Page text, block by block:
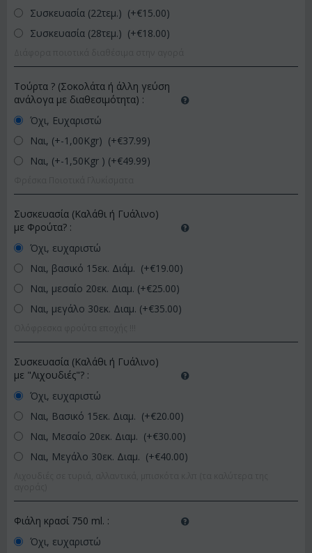
Συσκευασία (22τεμ.) (+€15.00)
Συσκευασία (28τεμ.) (+€18.00)
Τούρτα ? (Σοκολάτα ή άλλη γεύση
ανάλογα με διαθεσιμότητα) :
Όχι, Ευχαριστώ
Ναι, (+-1,00Kgr) (+€37.99)
Ναι, (+-1,50Kgr ) (+€49.99)
Συσκευασία (Καλάθι ή Γυάλινο)
με Φρούτα? :
Όχι, ευχαριστώ
Ναι, βασικό 15εκ. Διάμ. (+€19.00)
Ναι, μεσαίο 20εκ. Διαμ. (+€25.00)
Ναι, μεγάλο 30εκ. Διαμ. (+€35.00)
Συσκευασία (Καλάθι ή Γυάλινο)
με "Λιχουδιές"? :
Όχι, ευχαριστώ
Ναι, Βασικό 15εκ. Διαμ. (+€20.00)
Ναι, Μεσαίο 20εκ. Διαμ. (+€30.00)
Ναι, Μεγάλο 30εκ. Διαμ. (+€40.00)
Φιάλη κρασί 750 ml. :
Όχι, ευχαριστώ